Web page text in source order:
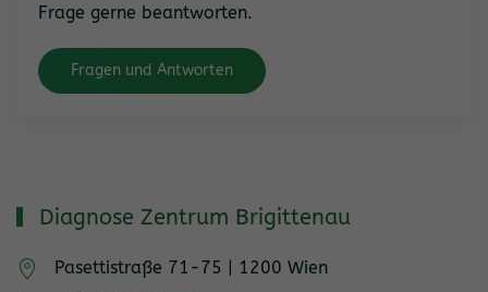
Frage gerne beantworten.
Fragen und Antworten
Diagnose Zentrum Brigittenau
Pasettistraße 71-75 | 1200 Wien